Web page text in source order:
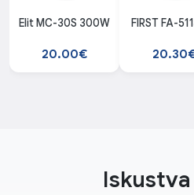
Elit MC-30S 300W
20.00€
FIRST FA-